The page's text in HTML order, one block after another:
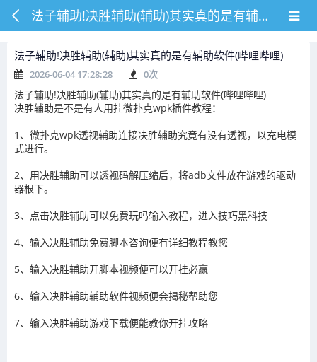
法子辅助!决胜辅助(辅助)其实真的是有辅助软件(哔哩哔哩)
法子辅助!决胜辅助(辅助)其实真的是有辅助软件(哔哩哔哩)
2026-06-04 17:28:28 0次
法子辅助!决胜辅助(辅助)其实真的是有辅助软件(哔哩哔哩)
决胜辅助是不是有人用挂微扑克wpk插件教程：
1、微扑克wpk透视辅助连接决胜辅助究竟有没有透视，以充电模
式进行。
2、用决胜辅助可以透视码解压缩后，将adb文件放在游戏的驱动
器根下。
3、点击决胜辅助可以免费玩吗输入教程，进入技巧黑科技
4、输入决胜辅助免费脚本咨询便有详细教程教您
5、输入决胜辅助开脚本视频便可以开挂必赢
6、输入决胜辅助辅助软件视频便会揭秘帮助您
7、输入决胜辅助游戏下载便能教你开挂攻略